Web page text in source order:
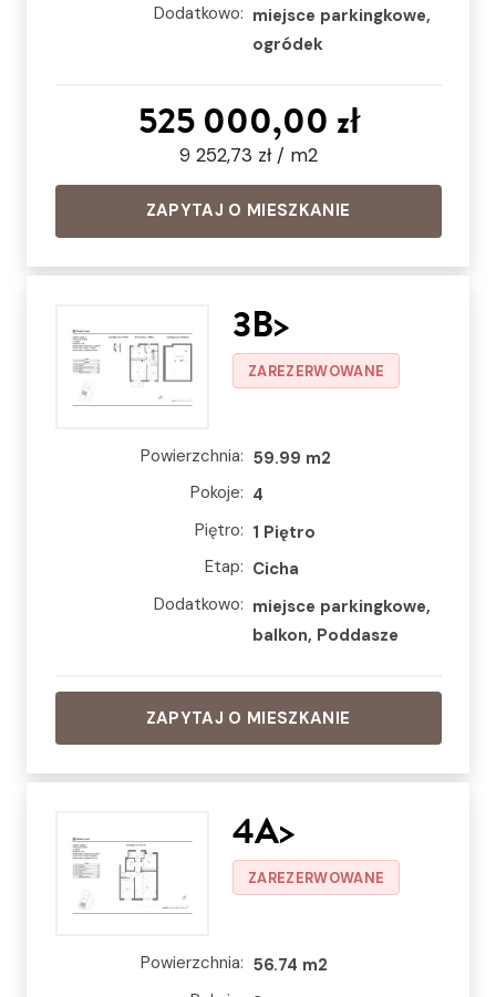
Dodatkowo: miejsce parkingkowe,
ogródek
525 000,00 zł
9 252,73 zł / m2
ZAPYTAJ O MIESZKANIE
3B>
ZAREZERWOWANE
Powierzchnia: 59.99 m2
Pokoje: 4
Piętro: 1 Piętro
Etap: Cicha
Dodatkowo: miejsce parkingkowe,
balkon, Poddasze
ZAPYTAJ O MIESZKANIE
4A>
ZAREZERWOWANE
Powierzchnia: 56.74 m2